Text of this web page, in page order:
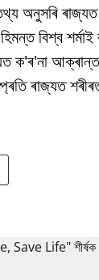
অনুসৰি
বিশ্ব
ক'ৰ'না
ৰাজ্যত